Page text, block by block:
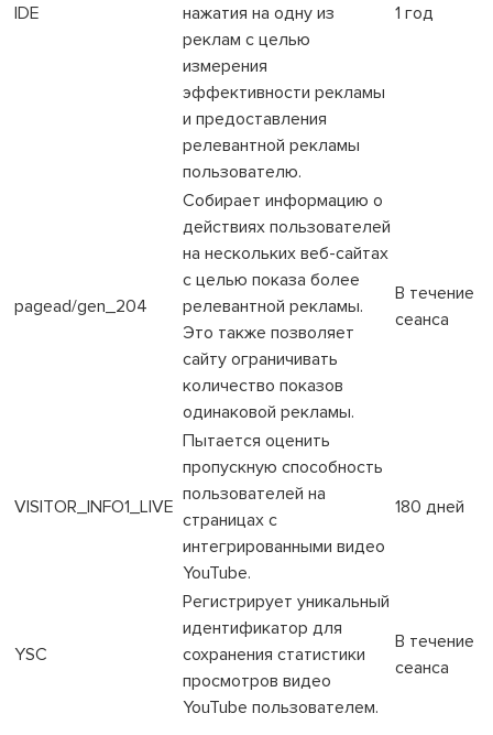
IDE
нажатия на одну из
реклам с целью
измерения
эффективности рекламы
и предоставления
релевантной рекламы
пользователю.
1 год
pagead/gen_204
Собирает информацию о
действиях пользователей
на нескольких веб-сайтах
с целью показа более
релевантной рекламы.
Это также позволяет
сайту ограничивать
количество показов
одинаковой рекламы.
В течение
сеанса
VISITOR_INFO1_LIVE
Пытается оценить
пропускную способность
пользователей на
страницах с
интегрированными видео
YouTube.
180 дней
YSC
Регистрирует уникальный
идентификатор для
сохранения статистики
просмотров видео
YouTube пользователем.
В течение
сеанса